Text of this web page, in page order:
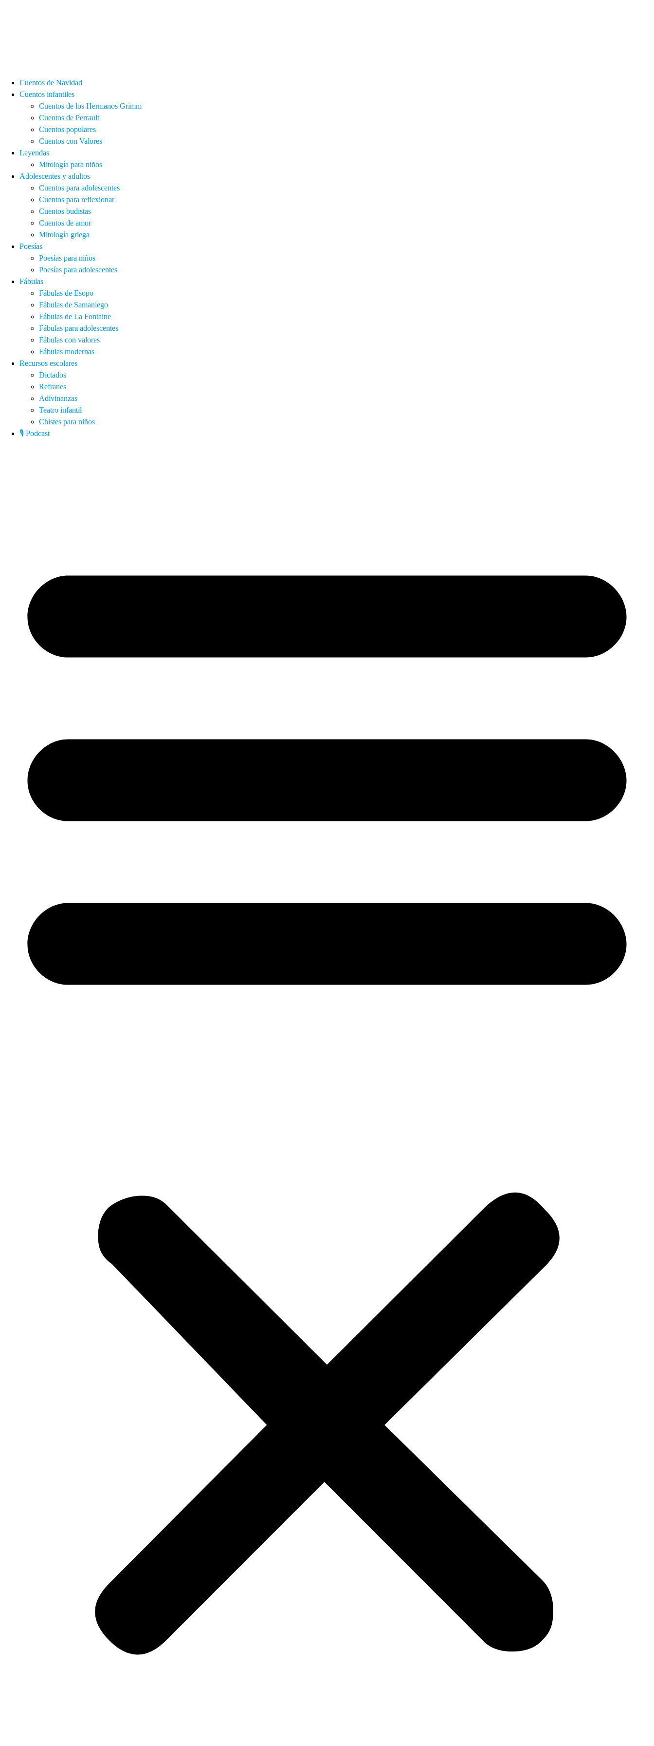
Cuentos de Navidad
Cuentos infantiles
Cuentos de los Hermanos Grimm
Cuentos de Perrault
Cuentos populares
Cuentos con Valores
Leyendas
Mitología para niños
Adolescentes y adultos
Cuentos para adolescentes
Cuentos para reflexionar
Cuentos budistas
Cuentos de amor
Mitología griega
Poesías
Poesías para niños
Poesías para adolescentes
Fábulas
Fábulas de Esopo
Fábulas de Samaniego
Fábulas de La Fontaine
Fábulas para adolescentes
Fábulas con valores
Fábulas modernas
Recursos escolares
Dictados
Refranes
Adivinanzas
Teatro infantil
Chistes para niños
🎙️ Podcast